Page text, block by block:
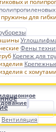
Фены
Крепеж для
Вентиляция